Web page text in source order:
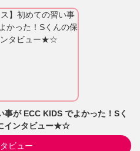
事が ECC KIDS でよかった！Sく
インタビュー★☆
ビュー